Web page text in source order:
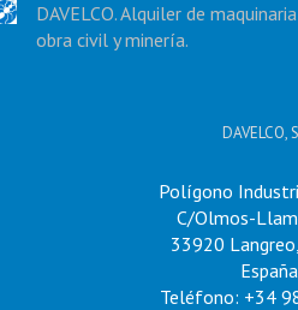
DAVELCO. Alquiler de
obra civil y minería.
DAVELCO,
Polígono
C/Olmos-
33920
España
Teléfono: +34